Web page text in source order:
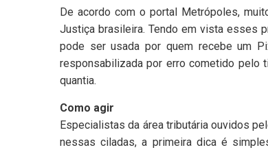
De acordo com o portal Metrópoles,
Justiça brasileira. Tendo em vista esses
pode ser usada por quem recebe um
responsabilizada por erro cometido pelo
quantia.
Como agir
Especialistas da área tributária ouvidos
nessas ciladas, a primeira dica é